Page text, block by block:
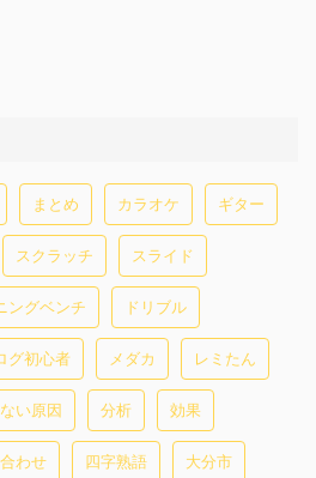
まとめ カラオケ ギター
スクラッチ スライド
ングベンチ ドリブル
グ初心者 メダカ レミたん
い原因 分析 効果
わせ 四字熟語 大分市